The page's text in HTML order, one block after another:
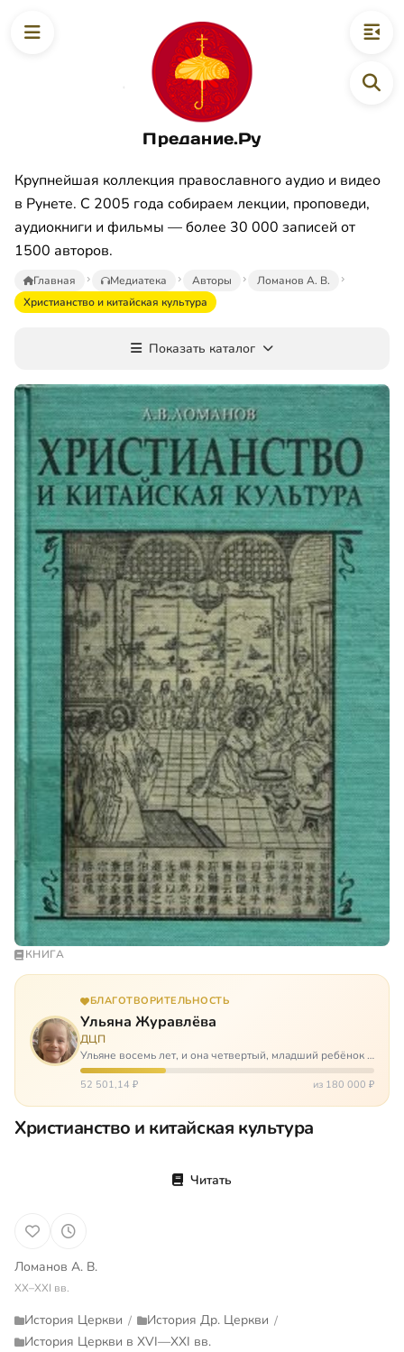
Предание.Ру
Крупнейшая коллекция православного аудио и видео
в Рунете. С 2005 года собираем лекции, проповеди,
аудиокниги и фильмы — более 30 000 записей от
1500 авторов.
Главная Медиатека Авторы
Ломанов А. В.
Христианство и китайская культура
Показать каталог
КНИГА
БЛАГОТВОРИТЕЛЬНОСТЬ
Ульяна Журавлёва
ДЦП
Ульяне восемь лет, и она четвертый, младший ребёнок в
многодетной семье. И с самого рождения Ульяну лечат.
Несколько операций, ежедневные процедуры,
52 501,14 ₽ из 180 000 ₽
Христианство и китайская культура
Читать
Ломанов А. В.
XX–XXI вв.
История Церкви / История Др. Церкви /
История Церкви в XVI—XXI вв.